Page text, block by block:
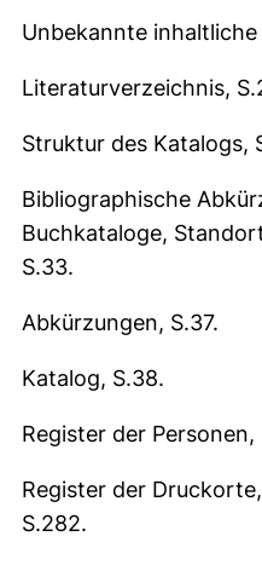
Unbekannte inhaltliche
Literaturverzeichnis,
Struktur des Katalogs,
Bibliographische
Buchkataloge,
S.33.
Abkürzungen, S.37.
Katalog, S.38.
Register der Personen,
Register der
S.282.